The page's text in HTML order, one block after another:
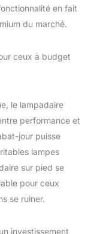
en fait
du marché.
ceux à budget
le lampadaire
performance et
jour puisse
lampes
sur pied se
pour ceux
se ruiner.
investissement